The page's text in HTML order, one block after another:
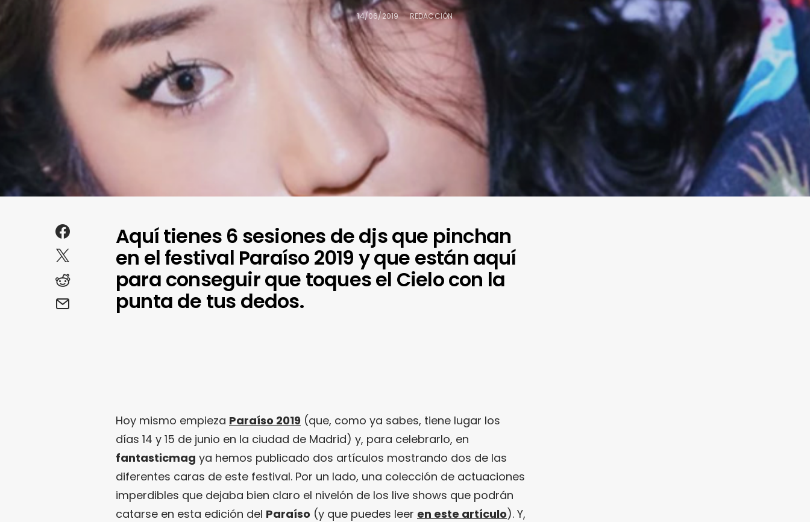
14/06/2019 REDACCIÓN
Aquí tienes 6 sesiones de djs que pinchan
en el festival Paraíso 2019 y que están aquí
para conseguir que toques el Cielo con la
punta de tus dedos.
Hoy mismo empieza Paraíso 2019 (que, como ya sabes, tiene lugar los
días 14 y 15 de junio en la ciudad de Madrid) y, para celebrarlo, en
fantasticmag ya hemos publicado dos artículos mostrando dos de las
diferentes caras de este festival. Por un lado, una colección de actuaciones
imperdibles que dejaba bien claro el nivelón de los live shows que podrán
catarse en esta edición del Paraíso (y que puedes leer en este artículo). Y,